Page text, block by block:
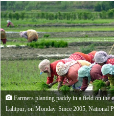
email
Farmers planting paddy in a field on the
Lalitpur, on Monday. Since 2005, National